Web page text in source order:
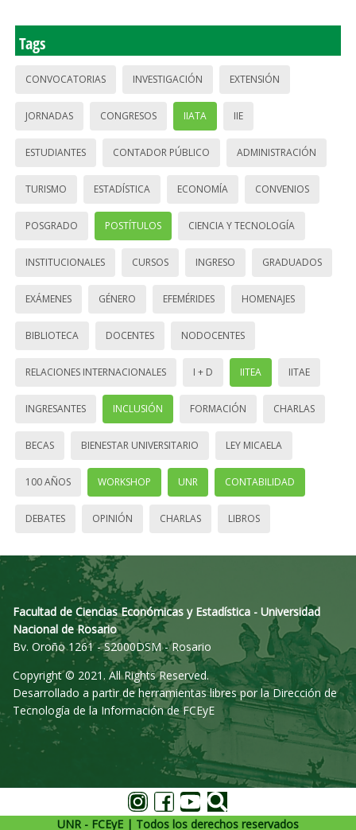
Tags
CONVOCATORIAS INVESTIGACIÓN EXTENSIÓN
JORNADAS CONGRESOS IIATA IIE
ESTUDIANTES CONTADOR PÚBLICO ADMINISTRACIÓN
TURISMO ESTADÍSTICA ECONOMÍA CONVENIOS
POSGRADO POSTÍTULOS CIENCIA Y TECNOLOGÍA
INSTITUCIONALES CURSOS INGRESO GRADUADOS
EXÁMENES GÉNERO EFEMÉRIDES HOMENAJES
BIBLIOTECA DOCENTES NODOCENTES
RELACIONES INTERNACIONALES I + D IITEA IITAE
INGRESANTES INCLUSIÓN FORMACIÓN CHARLAS
BECAS BIENESTAR UNIVERSITARIO LEY MICAELA
100 AÑOS WORKSHOP UNR CONTABILIDAD
DEBATES OPINIÓN CHARLAS LIBROS
Facultad de Ciencias Económicas y Estadística - Universidad
Nacional de Rosario
Bv. Oroño 1261 - S2000DSM - Rosario
Copyright © 2021. All Rights Reserved.
Desarrollado a partir de herramientas libres por la Dirección de
Tecnología de la Información de FCEyE
UNR - FCEyE | Todos los derechos reservados